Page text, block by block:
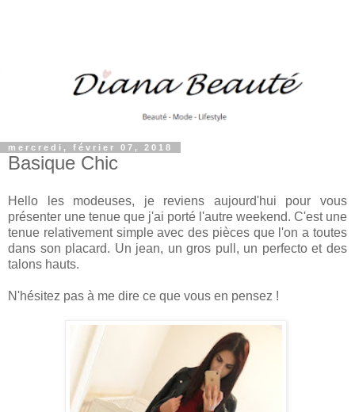
mercredi, février 07, 2018
Basique Chic
Hello les modeuses, je reviens aujourd'hui pour vous
présenter une tenue que j'ai porté l'autre weekend. C'est une
tenue relativement simple avec des pièces que l'on a toutes
dans son placard. Un jean, un gros pull, un perfecto et des
talons hauts.
N'hésitez pas à me dire ce que vous en pensez !